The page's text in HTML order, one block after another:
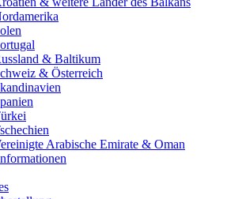
& Baltikum
& Österreich
Arabische Emirate & Oman